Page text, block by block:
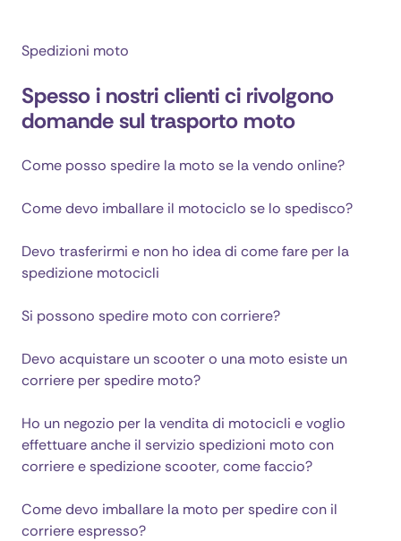
Spedizioni moto
Spesso i nostri clienti ci rivolgono
domande sul trasporto moto
Come posso spedire la moto se la vendo online?
Come devo imballare il motociclo se lo spedisco?
Devo trasferirmi e non ho idea di come fare per la
spedizione motocicli
Si possono spedire moto con corriere?
Devo acquistare un scooter o una moto esiste un
corriere per spedire moto?
Ho un negozio per la vendita di motocicli e voglio
effettuare anche il servizio spedizioni moto con
corriere e spedizione scooter, come faccio?
Come devo imballare la moto per spedire con il
corriere espresso?